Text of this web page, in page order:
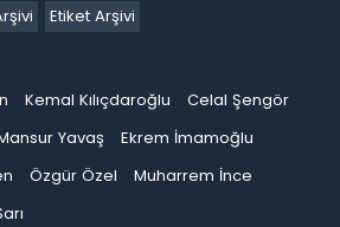
Etiket Arşivi
Kemal Kılıçdaroğlu
Celal Şengör
Yavaş
Ekrem İmamoğlu
Özgür Özel
Muharrem İnce